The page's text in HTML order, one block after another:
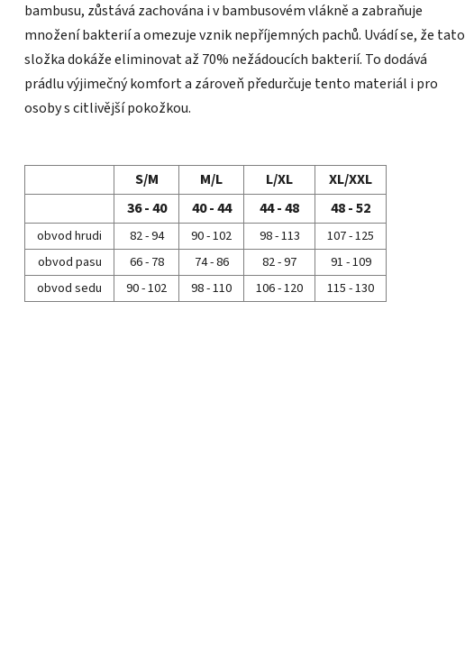
bambusu, zůstává zachována i v bambusovém vlákně a zabraňuje
množení bakterií a omezuje vznik nepříjemných pachů. Uvádí se, že tato
složka dokáže eliminovat až 70% nežádoucích bakterií. To dodává
prádlu výjimečný komfort a zároveň předurčuje tento materiál i pro
osoby s citlivější pokožkou.
S/M M/L L/XL
XL/XXL
36 - 40
40 - 44 44 - 48 48 - 52
obvod hrudi 82 - 94 90 - 102 98 - 113
107 - 125
obvod pasu
66 - 78 74 - 86 82 - 97
91 - 109
obvod sedu
90 - 102 98 - 110 106 - 120 115 - 130